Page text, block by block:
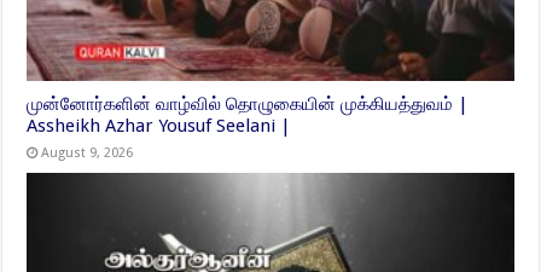
முன்னோர்களின் வாழ்வில் தொழுகையின் முக்கியத்துவம் |
Assheikh Azhar Yousuf Seelani |
August 9, 2026